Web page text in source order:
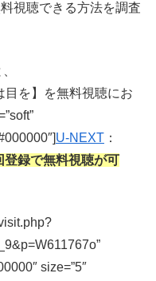
視聴できる方法を調査
目を】を無料視聴にお
U-NEXT ：
登録で無料視聴が可
size=”5″